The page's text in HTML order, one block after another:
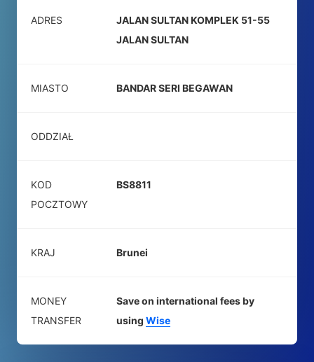
ADRES
JALAN SULTAN KOMPLEK 51-55
JALAN SULTAN
MIASTO BANDAR SERI BEGAWAN
ODDZIAŁ
KOD
POCZTOWY
BS8811
KRAJ Brunei
MONEY
TRANSFER
Save on international fees by
using Wise